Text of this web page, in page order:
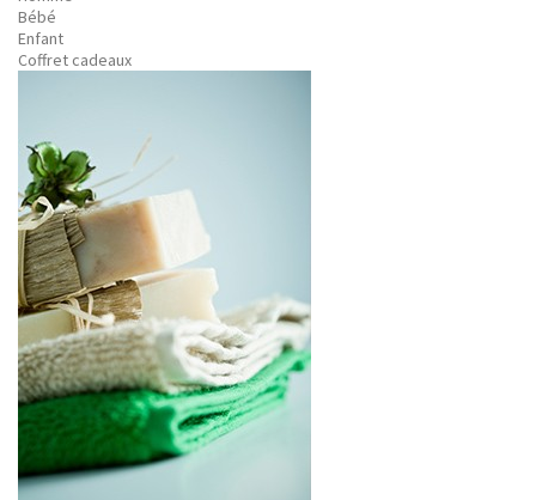
Bébé
Enfant
Coffret cadeaux